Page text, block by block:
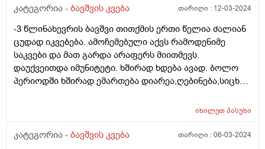
და არც სხვა რამ.მერე მე მოვიძიე და ვნახე Behavioral
ემთხვევა.
კატეგორია - ბავშვის კვება თარიღი : 12-03-2024
-3 წლინახევრის ბავშვი თითქმის ერთი წელია ძალიან
ცუდად იკვებება. ამოჩემებული აქვს რამოდენიმე
საკვები და მათ გარდა არაფერს მიითმევს.
დაუქვეითდა იმუნიტეტი. ხშირად ხდება ავად. ბოლო
პერიოდში ხშირად ემართება დიარეა,ღებინება,სიცხე.
დასუსტებულია. გავუკეთე პარაზიტებზე კვლევა,არ
იხილეთპასუხი
კატეგორია - ბავშვის კვება თარიღი :06-03-2024